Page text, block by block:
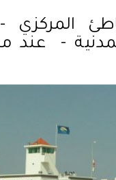
المركزي
- عند